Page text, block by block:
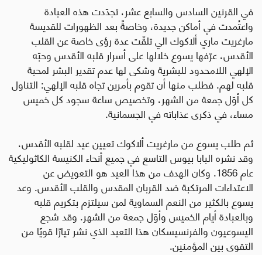
في القرنين السادس والسابع عشر، تجدّدت هذه العبادة
واعتُمدت في أماكن جديدة، وخاصةً بعد الظهورات للقديسة
مارغريت ماري ألاكوك الي تلقّت عدة رؤى خاصة عن القلب
الأقدس،عرّفها يسوع خلالها على أسرار قلبه الأقدس وحبّه
الإلهي اللامحدود للبشرية وشكى لها عدم تقدير البشر لمحبة
قلبه لهم. فطلب منها أن تقوم بأمرين تجاه قلبه الإلهي: التناول
كل أوّل جمعة من الشهر، وتخصيص ساعة سجود كل خميس
مساء، في ذكرى عذاباته في الجسمانية.
ثم طلب يسوع من مارغريت ألاكوك تعيين عيد لقلبه الأقدس،
وقد نشره البابا بيوس التاسع في جميع أنحاء الكنيسة الكاثوليكية
عام 1856. وكان الهدف من هذا العيد هو التعويض عن
الاعتداءات المرتكبة ضد القربان المقدس والقلب الأقدس. وعد
يسوع بالكثير من النعم السماوية لمن سيلتزم بتكريم قلبه
وبالعبادة أيام الخميس وأوّل جمعة من الشهر. وقد شجع
اليسوعيون والفرنسيسكان هذا التعبد الذي نشر تيارًا قويًا من
التقوى بين المؤمنين.